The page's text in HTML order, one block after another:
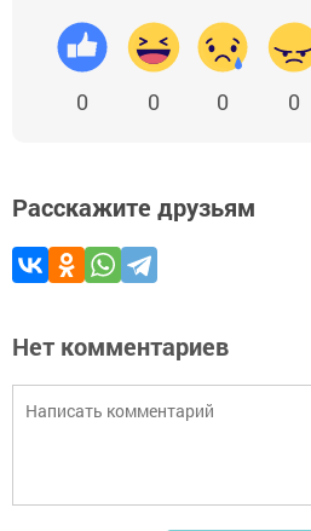
0 0 0 0
Расскажите друзьям
Нет комментариев